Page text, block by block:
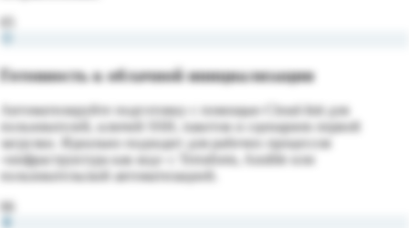
Готовность к облачной инициализации
Автоматизируйте подготовку с помощью Cloud-Init для
пользователей, ключей SSH, пакетов и сценариев первой
загрузки. Идеально подходит для рабочих процессов
«инфраструктура как код» с Terraform, Ansible или
пользовательской автоматизацией.
06